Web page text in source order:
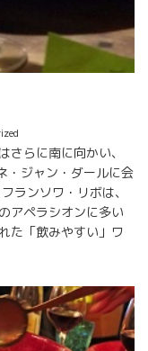
らに南に向かい、
・ジャン・ダールに会
ランソワ・リボは、
アペラシオンに多い
た「飲みやすい」ワ
は女王の存在であ
ュのアペラシオンの9
で栽培され、各キュ
パーセル別で栽培さ